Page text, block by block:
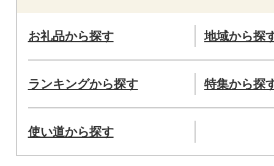
お礼品から探す 地域から探
ランキングから探す 特集から探
使い道から探す